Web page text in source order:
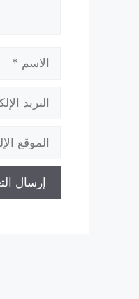
الإلكتروني
الإلكتروني